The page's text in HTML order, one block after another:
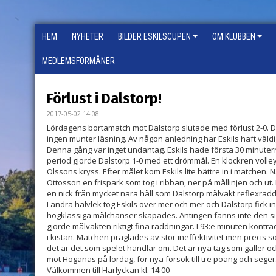
HEM NYHETER BILDER ESKILSCUPEN OM KLUBBEN
MEDLEMSFÖRMÅNER
Förlust i Dalstorp!
2017-05-02 14:08
Lördagens bortamatch mot Dalstorp slutade med förlust 2-0.
ingen munter läsning. Av någon anledning har Eskils haft
Denna gång var inget undantag. Eskils hade första 30
period gjorde Dalstorp 1-0 med ett drömmål. En klockren
Olssons kryss. Efter målet kom Eskils lite bättre in i matchen.
Ottosson en frispark som tog i ribban, ner på mållinjen och
en nick från mycket nära håll som Dalstorp målvakt
I andra halvlek tog Eskils över mer och mer och Dalstorp fick
högklassiga målchanser skapades. Antingen fanns inte den
gjorde målvakten riktigt fina räddningar. I 93:e minuten
i kistan. Matchen präglades av stor ineffektivitet men precis
det är det som spelet handlar om. Det är nya tag som gäller
mot Höganäs på lördag, för nya försök till tre poäng och seger.
Välkommen till Harlyckan kl. 14:00